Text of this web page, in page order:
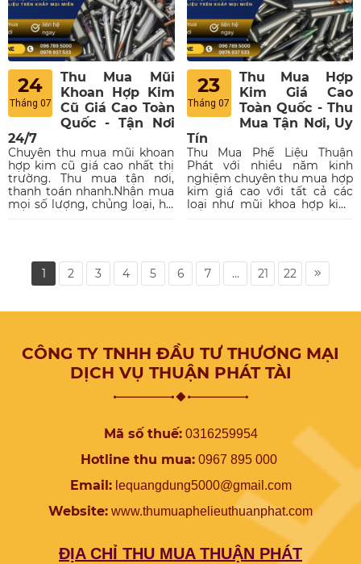
24
Tháng 07
Thu Mua Mũi
Khoan Hợp Kim
Cũ Giá Cao Toàn
Quốc - Tận Nơi
24/7
Chuyên thu mua mũi khoan
hợp kim cũ giá cao nhất thị
trường. Thu mua tận nơi,
thanh toán nhanh.Nhận mua
mọi số lượng, chủng loại, hư
23
Tháng 07
Thu Mua Hợp
Kim Giá Cao
Toàn Quốc - Thu
Mua Tận Nơi, Uy
Tín
Thu Mua Phế Liệu Thuận
Phát với nhiều năm kinh
nghiệm chuyên thu mua hợp
kim giá cao với tất cả các
loại như mũi khoa hợp kim,
tổ quốc. Liên hệ
1 2 3 4 5 6 7 ... 21 22
CÔNG TY TNHH ĐẦU TƯ THƯƠNG MẠI
DỊCH VỤ THUẬN PHÁT TÀI
Mã số thuế:0316259954
Hotline thu mua: 0967 895 000
Email:lequangdung5000@gmail.com
Website: www.thumuaphelieuthuanphat.com
ĐỊA CHỈ THU MUA THUẬN PHÁT